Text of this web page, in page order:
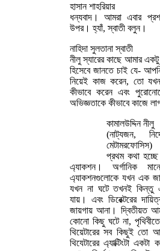
হাসান শাহরিয়ার
ধন্যবাদ। আমরা এবার
উপর। হ্যাঁ, স্বাতী বলুন।
নাহিদা সুলতানা স্বাতী
নীলু স্যারের কাছে আমার
হিসেবে জানতে চাই যে-
নিয়েই কাজ করেন, তো
কীভাবে করেন এবং
অভিজ্ঞতাকে কীভাবে কাজে
কামালউদ্দিন নীলু
(নাট্যজন,
মেটামরফোসিস)
প্রথম কথা হচ্ছে
এ্যাকশন। অর্গানিক
এ্যাকশনগুলোকে যখন এক
যখন না ঘটে তখনই কিন্তু
যায়। এবং ডিরেক্টরের
জায়গায় আনা। দ্বিতীয়ত
কোনো কিছু ঘটে না,
থিয়েটারের সব কিছুই তো
থিযেটারের এ্যাক্টিংটা